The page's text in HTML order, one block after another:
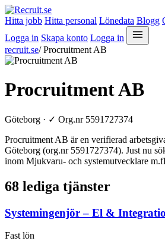
Hitta jobb Hitta personal Lönedata Blogg
Logga in Skapa konto Logga in
recruit.se/ Procruitment AB
Procruitment AB
Göteborg · ✓ Org.nr 5591727374
Procruitment AB är en verifierad
Göteborg (org.nr 5591727374). Just nu
inom Mjukvaru- och systemutvecklare
68 lediga tjänster
Systemingenjör – El &
Fast lön